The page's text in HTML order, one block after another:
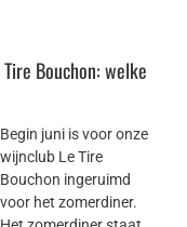
Bouchon: welke
Begin juni is voor onze
wijnclub Le Tire
Bouchon ingeruimd
voor het zomerdiner.